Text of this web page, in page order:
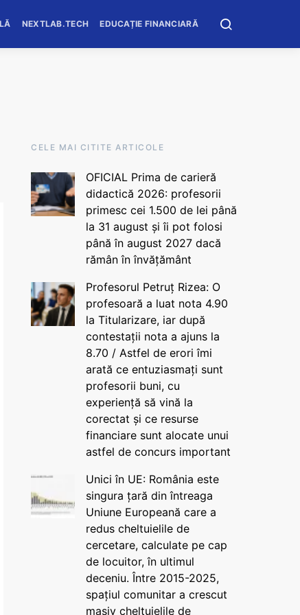
NEXTLAB.TECH EDUCAȚIE FINANCIARĂ
CELE MAI CITITE ARTICOLE
OFICIAL Prima de carieră
didactică 2026: profesorii
primesc cei 1.500 de lei până
la 31 august și îi pot folosi
până în august 2027 dacă
rămân în învățământ
Profesorul Petruț Rizea: O
profesoară a luat nota 4.90
la Titularizare, iar după
contestații nota a ajuns la
8.70 / Astfel de erori îmi
arată ce entuziasmați sunt
profesorii buni, cu
experiență să vină la
corectat și ce resurse
financiare sunt alocate unui
astfel de concurs important
Unici în UE: România este
singura țară din întreaga
Uniune Europeană care a
redus cheltuielile de
cercetare, calculate pe cap
de locuitor, în ultimul
deceniu. Între 2015-2025,
spațiul comunitar a crescut
masiv cheltuielile de